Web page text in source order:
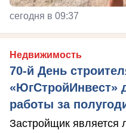
сегодня в 09:37
Недвижимость
70-й День
«ЮгСтройИнвест»
работы за
Застройщик является